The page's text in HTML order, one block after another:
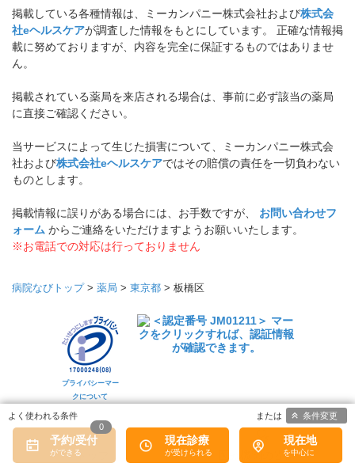
掲載している各種情報は、ミーカンパニー株式会社および株式会
社eヘルスケアが調査した情報をもとにしています。 正確な情報掲
載に努めておりますが、内容を完全に保証するものではありませ
ん。
掲載されている薬局を来店される場合は、事前に必ず該当の薬局
に直接ご確認ください。
当サービスによって生じた損害について、ミーカンパニー株式会
社および株式会社eヘルスケアではその賠償の責任を一切負わない
ものとします。
掲載情報に誤りがある場合には、お手数ですが、 お問い合わせフ
ォーム からご連絡をいただけますようお願いいたします。
※お電話での対応は行っておりません
病院なびトップ> 薬局 > 東京都 > 板橋区
プライバシーマー
クについて
トップ 医療機関の皆様へ
予約/受付
0
現在診療 現在地
条件変更